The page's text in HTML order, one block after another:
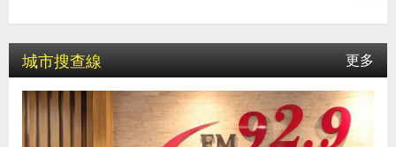
城市搜查線 更多